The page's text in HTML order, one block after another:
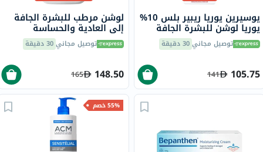
يوسيرين يوريا ريبير بلس 10%
يوريا لوشن للبشرة الجافة
والخشنة 250 ملتوصيل مجاني30 دقيقة
105.75
141
لوشن مرطب للبشرة الجافة
إلى العادية والحساسة
سيتافيل، 473 ملتوصيل مجاني30 دقيقة
148.50
165
55% خصم